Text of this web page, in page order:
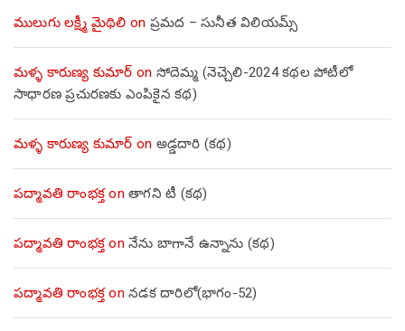
ములుగు లక్ష్మీ మైథిలి on ప్రమద – సునీత విలియమ్స్
మళ్ళ కారుణ్య కుమార్ on సోదెమ్మ (నెచ్చెలి-2024 కథల పోటీలో
సాధారణ ప్రచురణకు ఎంపికైన కథ)
మళ్ళ కారుణ్య కుమార్ on అడ్డదారి (కథ)
పద్మావతి రాంభక్తon తాగని టీ (కథ)
పద్మావతి రాంభక్తon నేను బాగానే ఉన్నాను (క‌థ‌)
పద్మావతి రాంభక్తon నడక దారిలో(భాగం-52)